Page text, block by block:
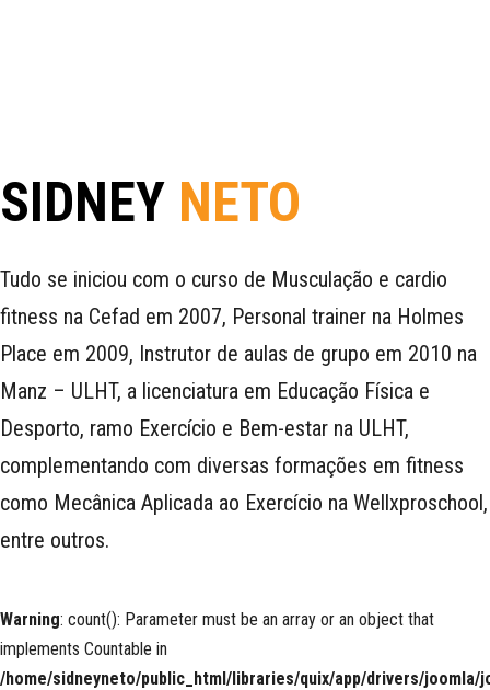
SIDNEY NETO
Tudo se iniciou com o curso de Musculação e cardio
fitness na Cefad em 2007, Personal trainer na Holmes
Place em 2009, Instrutor de aulas de grupo em 2010 na
Manz – ULHT, a licenciatura em Educação Física e
Desporto, ramo Exercício e Bem-estar na ULHT,
complementando com diversas formações em fitness
como Mecânica Aplicada ao Exercício na Wellxproschool,
entre outros.
Warning: count(): Parameter must be an array or an object that
implements Countable in
/home/sidneyneto/public_html/libraries/quix/app/drivers/joomla/